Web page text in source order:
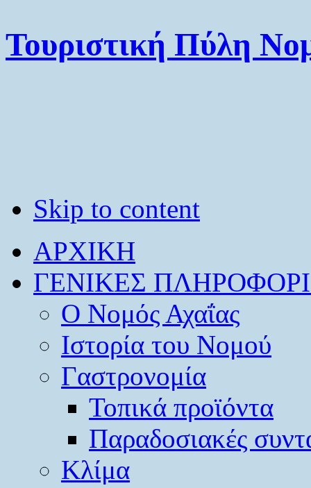
Τουριστική Πύλη
Skip to content
ΑΡΧΙΚΗ
ΓΕΝΙΚΕΣ
O Νομός Αχαΐας
Ιστορία του Νομού
Γαστρονομία
Τοπικά προϊόντα
Παραδοσιακές
Κλίμα